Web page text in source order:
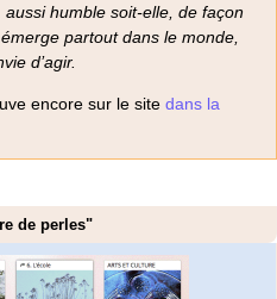
humble soit-elle, de façon
partout dans le monde,
d’agir.
encore sur le site dans la
de perles"